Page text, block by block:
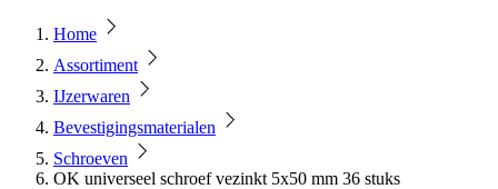
Home
Assortiment
IJzerwaren
Bevestigingsmaterialen
Schroeven
OK universeel schroef vezinkt 5x50 mm 36 stuks